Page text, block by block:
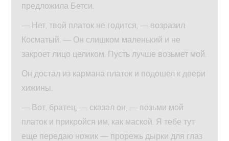
предложила Бетси.
— Нет, твой платок не годится, — возразил
Косматый. — Он слишком маленький и не
закроет лицо целиком. Пусть лучше возьмет мой.
Он достал из кармана платок и подошел к двери
хижины.
— Вот, братец, — сказал он, — возьми мой
платок и прикройся им, как маской. Я тебе тут
еще передаю ножик — прорежь дырки для глаз